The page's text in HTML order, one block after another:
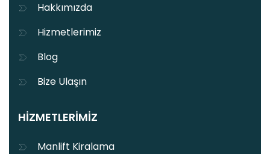
Hakkımızda
Hizmetlerimiz
Blog
Bize Ulaşın
HIZMETLERIMIZ
Manlift Kiralama